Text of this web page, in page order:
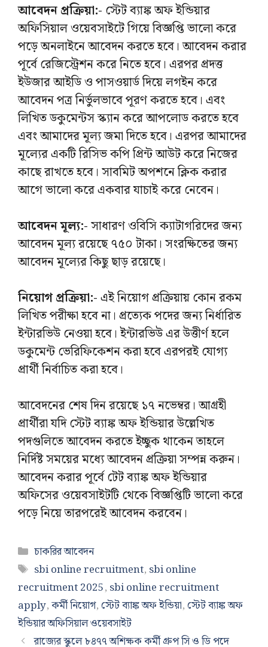
আবেদন প্রক্রিয়া:- স্টেট ব্যাঙ্ক অফ ইন্ডিয়ার
অফিসিয়াল ওয়েবসাইটে গিয়ে বিজ্ঞপ্তি ভালো করে
পড়ে অনলাইনে আবেদন করতে হবে। আবেদন করার
পূর্বে রেজিস্ট্রেশন করে নিতে হবে। এরপর প্রদত্ত
ইউজার আইডি ও পাসওয়ার্ড দিয়ে লগইন করে
আবেদন পত্র নির্ভুলভাবে পূরণ করতে হবে। এবং
লিখিত ডকুমেন্টস স্ক্যান করে আপলোড করতে হবে
এবং আমাদের মূল্য জমা দিতে হবে। এরপর আমাদের
মূল্যের একটি রিসিভ কপি প্রিন্ট আউট করে নিজের
কাছে রাখতে হবে। সাবমিট অপশনে ক্লিক করার
আগে ভালো করে একবার যাচাই করে নেবেন।
আবেদন মূল্য:-সাধারণ ওবিসি ক্যাটাগরিদের জন্য
আবেদন মূল্য রয়েছে ৭৫০ টাকা। সংরক্ষিতের জন্য
আবেদন মূল্যের কিছু ছাড় রয়েছে।
নিয়োগ প্রক্রিয়া:-এই নিয়োগ প্রক্রিয়ায় কোন রকম
লিখিত পরীক্ষা হবে না। প্রত্যেক পদের জন্য নির্ধারিত
ইন্টারভিউ নেওয়া হবে। ইন্টারভিউ এর উত্তীর্ণ হলে
ডকুমেন্ট ভেরিফিকেশন করা হবে এরপরই যোগ্য
প্রার্থী নির্বাচিত করা হবে।
আবেদনের শেষ দিন রয়েছে ১৭ নভেম্বর। আগ্রহী
প্রার্থীরা যদি স্টেট ব্যাঙ্ক অফ ইন্ডিয়ার উল্লেখিত
পদগুলিতে আবেদন করতে ইচ্ছুক থাকেন তাহলে
নির্দিষ্ট সময়ের মধ্যে আবেদন প্রক্রিয়া সম্পন্ন করুন।
আবেদন করার পূর্বে টেট ব্যাঙ্ক অফ ইন্ডিয়ার
অফিসের ওয়েবসাইটটি থেকে বিজ্ঞপ্তিটি ভালো করে
পড়ে নিয়ে তারপরেই আবেদন করবেন।
Categories
চাকরির আবেদন
Tags
sbi online recruitment, sbi online
recruitment 2025, sbi online recruitment
apply,কর্মী নিয়োগ,স্টেট ব্যাঙ্ক অফ ইন্ডিয়া,স্টেট ব্যাঙ্ক অফ
ইন্ডিয়ার অফিসিয়াল ওয়েবসাইট
রাজ্যের স্কুলে ৮৪৭৭ অশিক্ষক কর্মী গ্রুপ সি ও ডি পদে